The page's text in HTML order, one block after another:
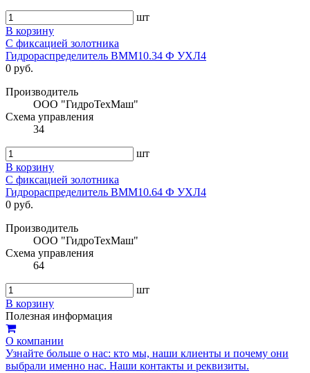
шт
В корзину
С фиксацией золотника
Гидрораспределитель ВММ10.34 Ф УХЛ4
0 руб.
Производитель
ООО "ГидроТехМаш"
Схема управления
34
шт
В корзину
С фиксацией золотника
Гидрораспределитель ВММ10.64 Ф УХЛ4
0 руб.
Производитель
ООО "ГидроТехМаш"
Схема управления
64
шт
В корзину
Полезная информация
О компании
Узнайте больше о нас: кто мы, наши клиенты и почему они
выбрали именно нас. Наши контакты и реквизиты.